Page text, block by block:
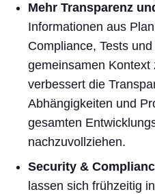
Mehr Transparenz
Informationen aus
Compliance, Tests
gemeinsamen Kontext
verbessert die
Abhängigkeiten und
gesamten
nachzuvollziehen.
Security &
lassen sich frühzeitig